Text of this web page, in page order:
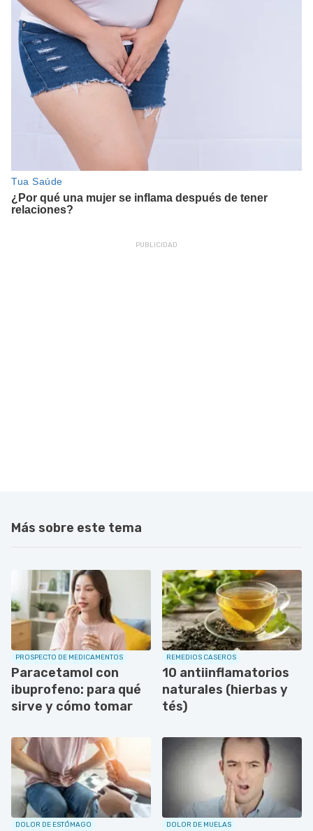
Más sobre este tema
PROSPECTO DE MEDICAMENTOS
Paracetamol con
ibuprofeno: para qué
sirve y cómo tomar
REMEDIOS CASEROS
10 antiinflamatorios
naturales (hierbas y
tés)
DOLOR DE ESTÓMAGO DOLOR DE MUELAS